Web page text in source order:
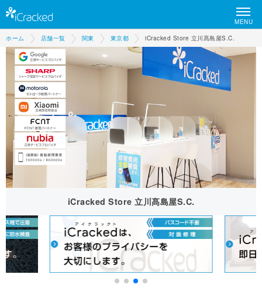
MENU
ホーム 店舗一覧 関東 東京都 iCracked Store 立川髙島屋S.C.
iCracked Store 立川髙島屋S.C.